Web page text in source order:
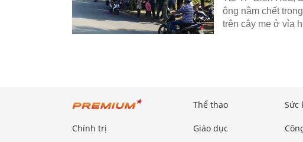
ông nằm chết
trên cây me ở vỉa
Chính trị
Thể thao
Giáo dục
Sức